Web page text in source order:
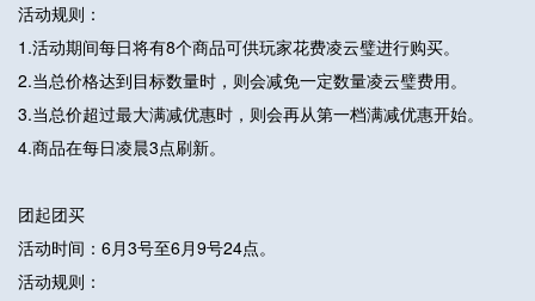
活动规则：
1.活动期间每日将有8个商品可供玩家花费凌云璧进行购买。
2.当总价格达到目标数量时，则会减免一定数量凌云璧费用。
3.当总价超过最大满减优惠时，则会再从第一档满减优惠开始。
4.商品在每日凌晨3点刷新。
团起团买
活动时间：6月3号至6月9号24点。
活动规则：